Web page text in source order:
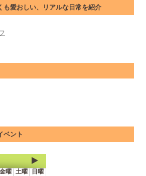
も愛おしい、リアルな日常を紹介
ベント
金曜 土曜
日曜